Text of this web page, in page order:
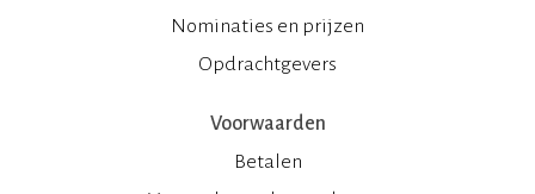
Nominaties en prijzen
Opdrachtgevers
Voorwaarden
Betalen